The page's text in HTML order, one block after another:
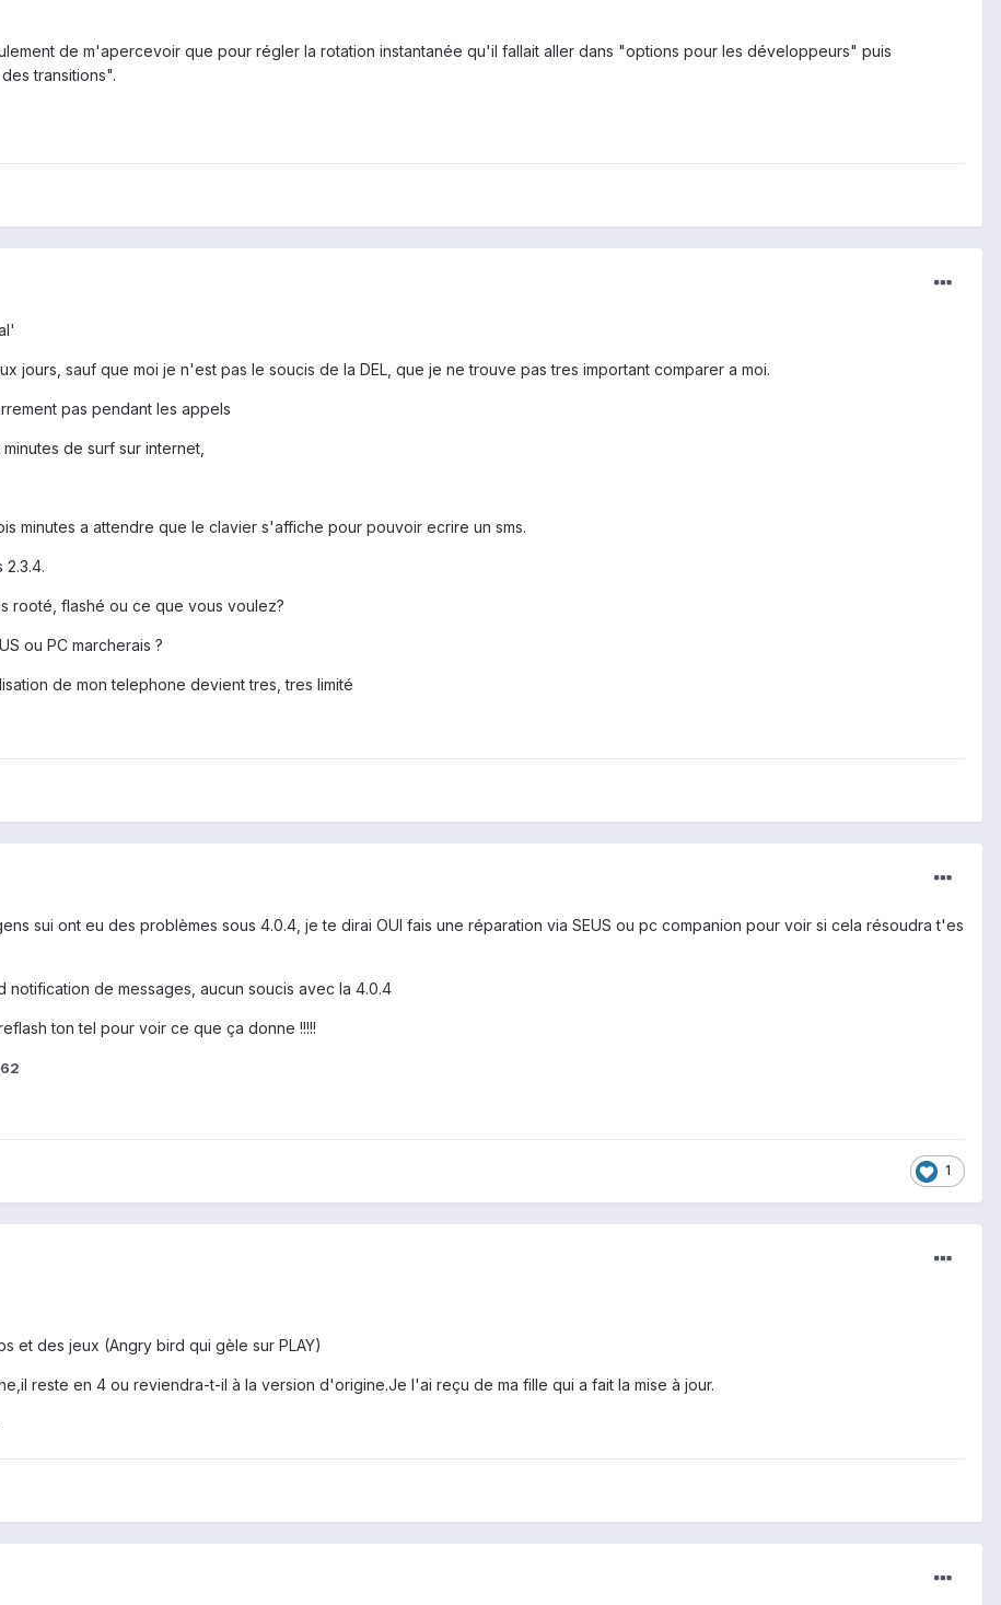
de m'apercevoir que pour régler la rotation instantanée qu'il fallait aller dans "options pour les développeurs" puis
transitions".
jours, sauf que moi je n'est pas le soucis de la DEL, que je ne trouve pas tres important comparer a moi.
pas pendant les appels
de surf sur internet,
minutes a attendre que le clavier s'affiche pour pouvoir ecrire un sms.
2.3.4.
rooté, flashé ou ce que vous voulez?
ou PC marcherais ?
de mon telephone devient tres, tres limité
sui ont eu des problèmes sous 4.0.4, je te dirai OUI fais une réparation via SEUS ou pc companion pour voir si cela résoudra t'es
notification de messages, aucun soucis avec la 4.0.4
ton tel pour voir ce que ça donne !!!!!
1
et des jeux (Angry bird qui gèle sur PLAY)
reste en 4 ou reviendra-t-il à la version d'origine.Je l'ai reçu de ma fille qui a fait la mise à jour.